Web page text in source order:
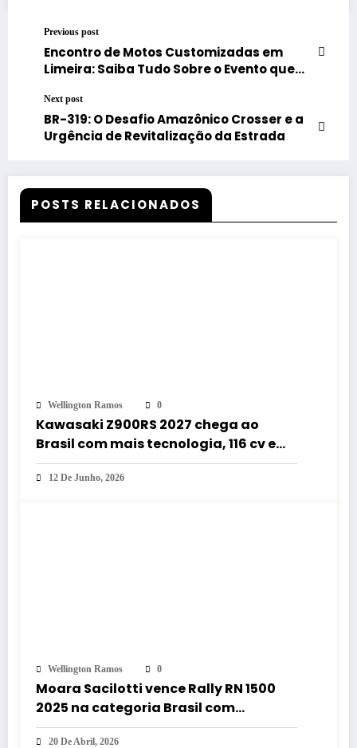
Previous post
Encontro de Motos Customizadas em
Limeira: Saiba Tudo Sobre o Evento que
Next post
BR-319: O Desafio Amazônico Crosser e a
Urgência de Revitalização da Estrada
POSTS RELACIONADOS
Wellington Ramos 0
Kawasaki Z900RS 2027 chega ao
Brasil com mais tecnologia, 116 cv e
versões Café e SE
12 De Junho, 2026
Wellington Ramos 0
Moara Sacilotti vence Rally RN 1500
2025 na categoria Brasil com
Kawasaki KLX300R
20 De Abril, 2026